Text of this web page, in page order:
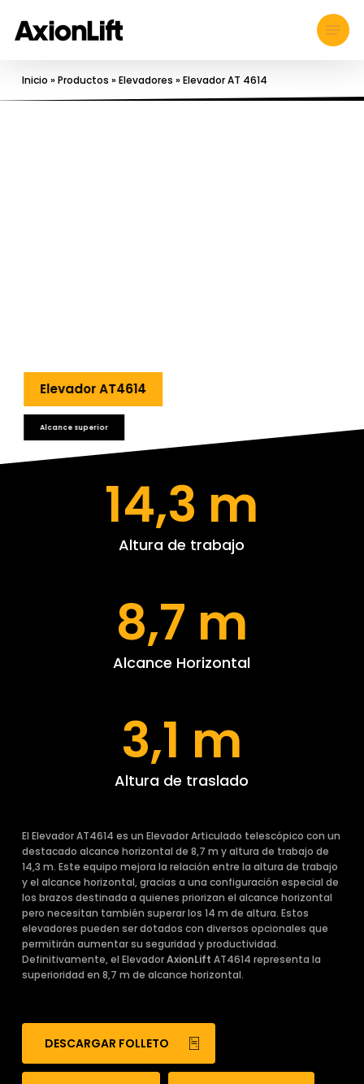
main
Menu
Inicio »Productos »Elevadores » Elevador AT 4614
Elevador AT4614
Alcance superior
14,3 m
Altura de trabajo
8,7 m
Alcance Horizontal
3,1 m
Altura de traslado
El Elevador AT4614 es un Elevador Articulado telescópico con un
destacado alcance horizontal de 8,7 m y altura de trabajo de
14,3 m. Este equipo mejora la relación entre la altura de trabajo
y el alcance horizontal, gracias a una configuración especial de
los brazos destinada a quienes priorizan el alcance horizontal
pero necesitan también superar los 14 m de altura. Estos
elevadores pueden ser dotados con diversos opcionales que
permitirán aumentar su seguridad y productividad.
Definitivamente, el ElevadorAxionLift AT4614 representa la
superioridad en 8,7 m de alcance horizontal.
DESCARGAR FOLLETO